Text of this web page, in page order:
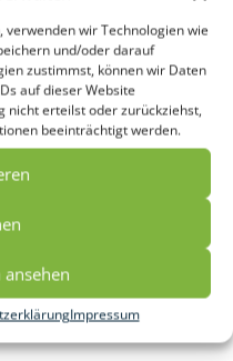
wir Technologien wie
und/oder darauf
zustimmst, können wir Daten
auf dieser Website
nicht erteilst oder zurückziehst,
beeinträchtigt werden.
Impressum
fühlt, sinkt der
für Zusammenarbeit.
Mache das Problem
Kindes.
sondern ihr kämpft
Klebemonster“ oder den
Mein Tipp: Setzt euch
Monster. Das schafft
euch zu einem Team
euch gemeinsam: „Wie
das Monster unsere